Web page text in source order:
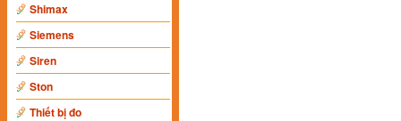
Shimax
Siemens
Siren
Ston
Thiết bị đo